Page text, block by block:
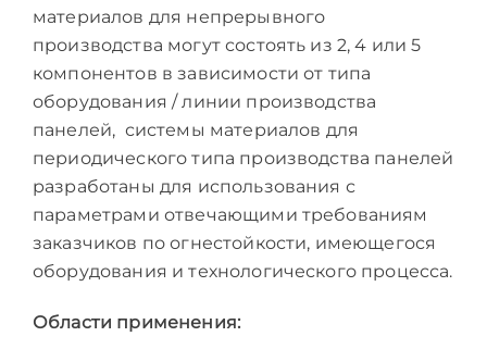
материалов для непрерывного
производства могут состоять из 2, 4 или 5
компонентов в зависимости от типа
оборудования / линии производства
панелей, системы материалов для
периодического типа производства панелей
разработаны для использования с
параметрами отвечающими требованиям
заказчиков по огнестойкости, имеющегося
оборудования и технологического процесса.
Области применения: